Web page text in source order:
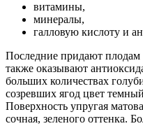
витамины,
минералы,
галловую кислоту и
Последние придают
также оказывают
больших количествах
созревших ягод цвет
Поверхность упругая
сочная, зеленого оттенка.